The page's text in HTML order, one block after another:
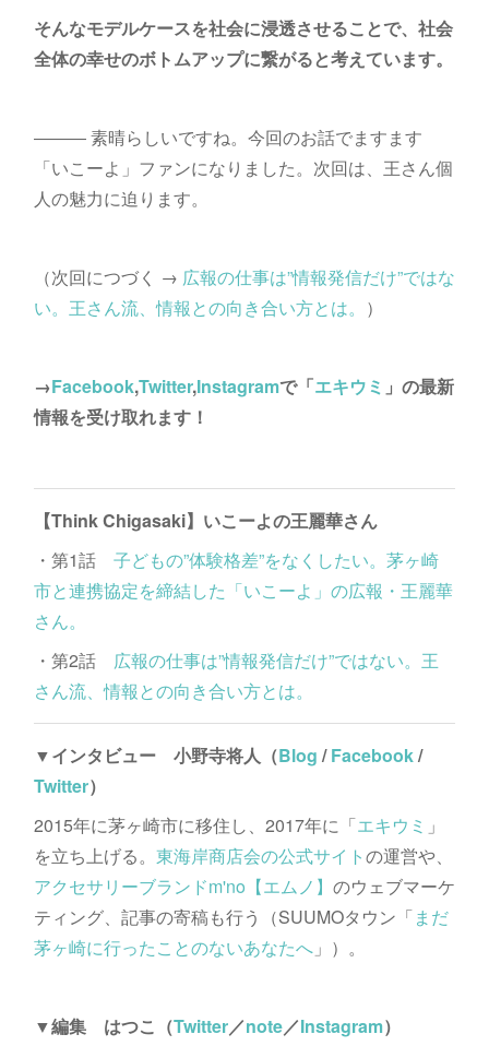
そんなモデルケースを社会に浸透させることで、社会
全体の幸せのボトムアップに繋がると考えています。
――― 素晴らしいですね。今回のお話でますます
「いこーよ」ファンになりました。次回は、王さん個
人の魅力に迫ります。
（次回につづく → 広報の仕事は”情報発信だけ”ではな
い。王さん流、情報との向き合い方とは。 ）
→Facebook,Twitter,Instagramで「エキウミ 」の最新
情報を受け取れます！
【Think Chigasaki】いこーよの王麗華さん
・第1話 子どもの”体験格差”をなくしたい。茅ヶ崎
市と連携協定を締結した「いこーよ」の広報・王麗華
さん。
・第2話 広報の仕事は”情報発信だけ”ではない。王
さん流、情報との向き合い方とは。
▼インタビュー 小野寺将人（Blog /Facebook/
Twitter）
2015年に茅ヶ崎市に移住し、2017年に「エキウミ 」
を立ち上げる。 東海岸商店会の公式サイトの運営や、
アクセサリーブランドm'no【エムノ】 のウェブマーケ
ティング、記事の寄稿も行う（SUUMOタウン「まだ
茅ヶ崎に行ったことのないあなたへ」）。
▼編集 はつこ（Twitter／note／Instagram）